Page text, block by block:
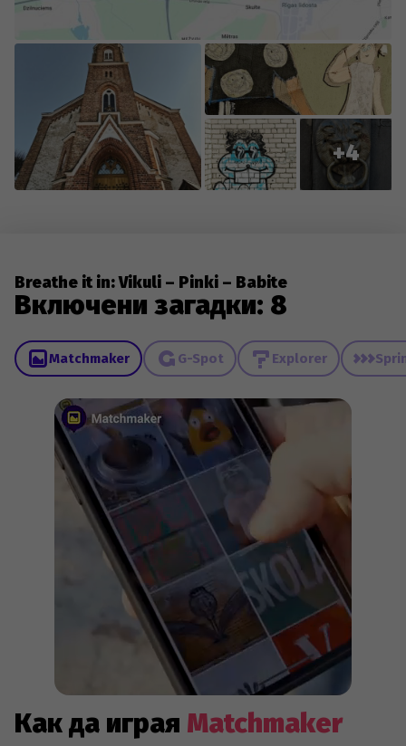
+4
Breathe it in: Vikuli – Pinki – Babite
Включени загадки: 8
Matchmaker G-Spot Explorer
Как да играя Matchmaker